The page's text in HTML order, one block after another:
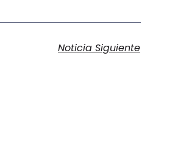
Noticia Siguiente